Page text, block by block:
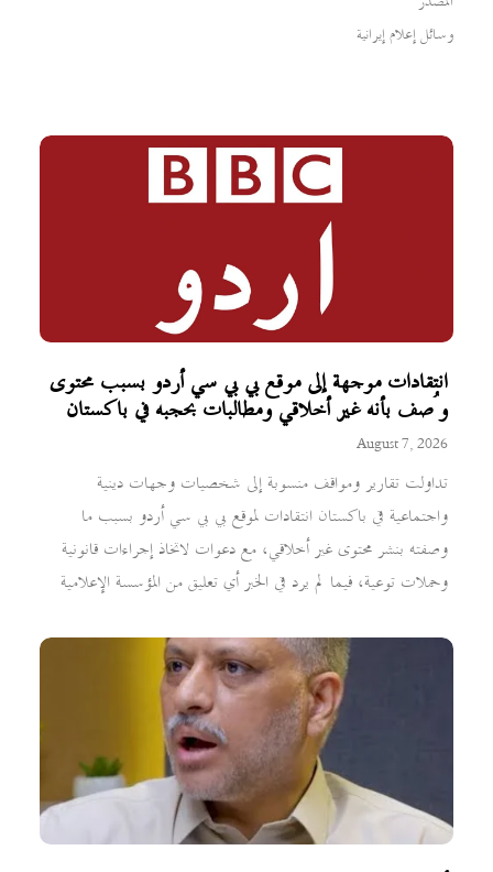
انتقادات موجهة إلى موقع بي بي سي أردو بسبب محتوى
وُصف بأنه غير أخلاقي ومطالبات بحجبه في باكستان
August 7, 2026
تداولت تقارير ومواقف منسوبة إلى شخصيات وجهات دينية
واجتماعية في باكستان انتقادات لموقع بي بي سي أردو بسبب ما
وصفته بنشر محتوى غير أخلاقي، مع دعوات لاتخاذ إجراءات قانونية
وحملات توعية، فيما لم يرد في الخبر أي تعليق من المؤسسة الإعلامية
وسائل إعلام إيرانية